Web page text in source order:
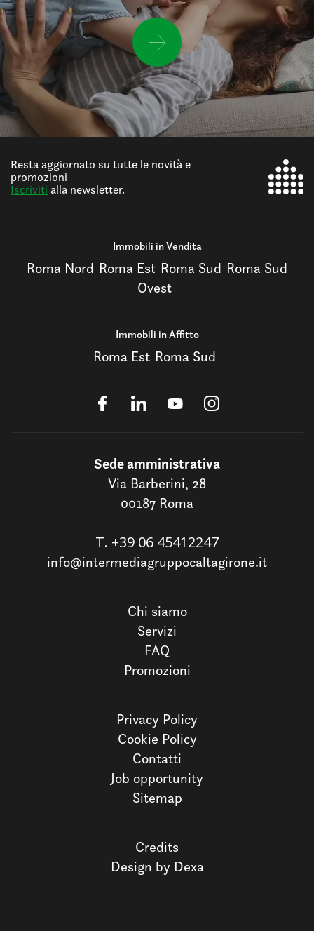
Resta aggiornato su tutte le novità e
promozioni
Iscriviti alla newsletter.
Immobili in Vendita
Roma Nord Roma Est Roma Sud Roma Sud
Ovest
Immobili in Affitto
Roma Est Roma Sud
Sede amministrativa
Via Barberini, 28
00187 Roma
T. +39 06 45412247
info@intermediagruppocaltagirone.it
Chi siamo
Servizi
FAQ
Promozioni
Privacy Policy
Cookie Policy
Contatti
Job opportunity
Sitemap
Credits
Design by Dexa